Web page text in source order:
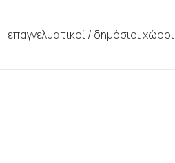
επαγγελματικοί / δημόσιοι χώροι